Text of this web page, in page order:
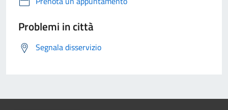
Problemi in città
Segnala disservizio